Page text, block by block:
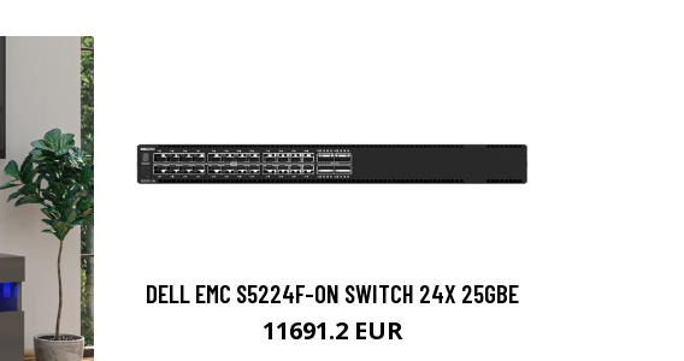
DELL EMC S5224F-ON SWITCH 24X 25GBE
11691.2 EUR